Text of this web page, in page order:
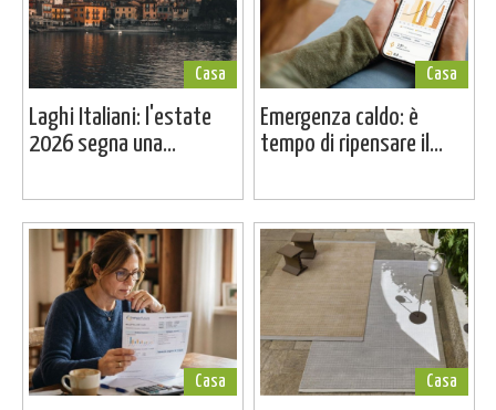
Casa
Laghi Italiani: l'estate
2026 segna una...
Casa
Emergenza caldo: è
tempo di ripensare il...
Casa Casa